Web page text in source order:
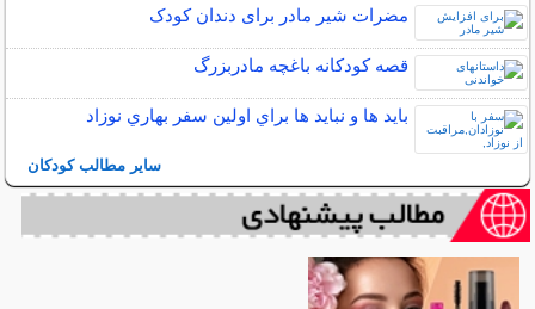
مضرات شیر مادر برای دندان کودک
قصه کودکانه باغچه مادربزرگ
بايد ها و نبايد ها براي اولين سفر بهاري نوزاد
سایر مطالب کودکان